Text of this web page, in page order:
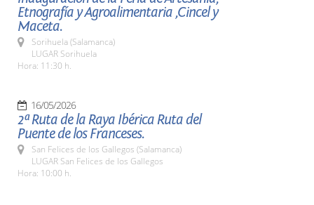
Etnografía y Agroalimentaria ,Cincel y
Maceta.
Sorihuela (Salamanca)
LUGAR Sorihuela
Hora: 11:30 h.
16/05/2026
2ª Ruta de la Raya Ibérica Ruta del
Puente de los Franceses.
San Felices de los Gallegos (Salamanca)
LUGAR San Felices de los Gallegos
Hora: 10:00 h.